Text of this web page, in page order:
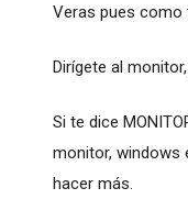
Veras pues como
Dirígete al
Si te dice
monitor, windows
hacer más.